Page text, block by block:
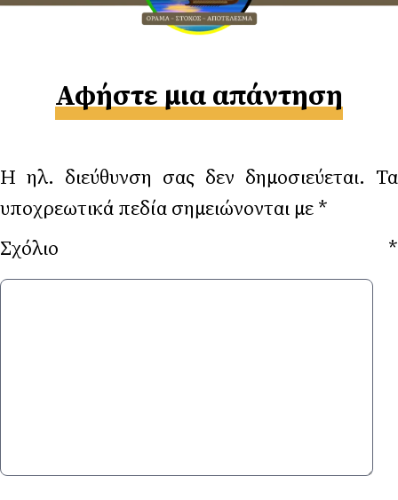
Αφήστε μια απάντηση
Η ηλ. διεύθυνση σας δεν δημοσιεύεται. Τα
υποχρεωτικά πεδία σημειώνονται με *
Σχόλιο *